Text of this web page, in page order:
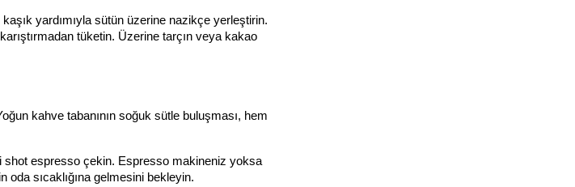
yardımıyla sütün üzerine nazikçe yerleştirin.
tüketin. Üzerine tarçın veya kakao
kahve tabanının soğuk sütle buluşması, hem
shot espresso çekin. Espresso makineniz yoksa
sıcaklığına gelmesini bekleyin.